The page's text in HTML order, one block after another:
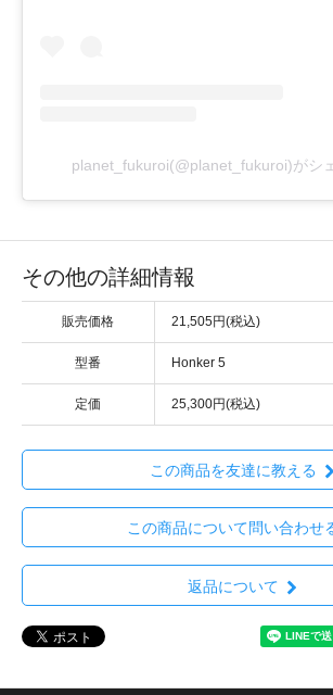
planet_fukuroi(@planet_fukuroi)がシ
その他の詳細情報
販売価格 21,505円(税込)
型番 Honker 5
定価 25,300円(税込)
この商品を友達に教える
この商品について問い合わせ
返品について